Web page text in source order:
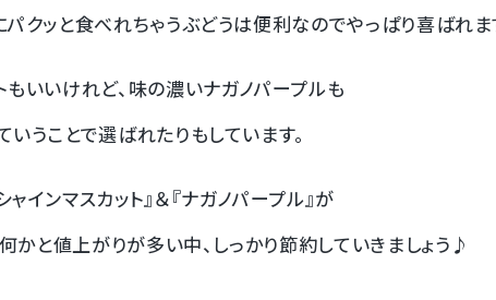
パクッと食べれちゃうぶどうは便利なのでやっぱり喜ばれま
もいいけれど、味の濃いナガノパープルも
うことで選ばれたりもしています。
インマスカット』＆『ナガノパープル』が
と値上がりが多い中、しっかり節約していきましょう♪